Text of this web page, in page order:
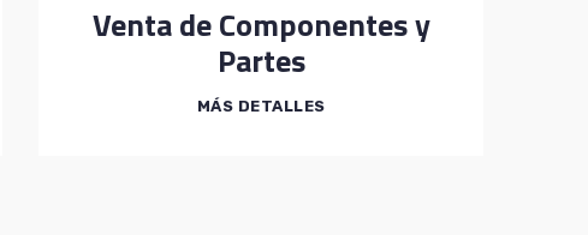
Venta de Componentes y
Partes
MÁS DETALLES